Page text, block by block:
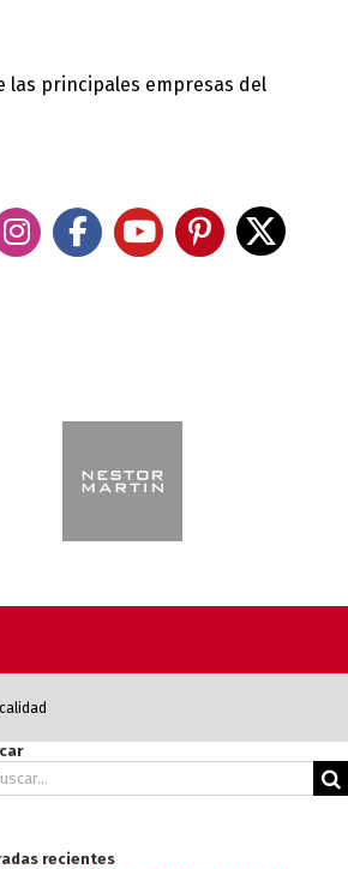
las principales empresas del
recientes